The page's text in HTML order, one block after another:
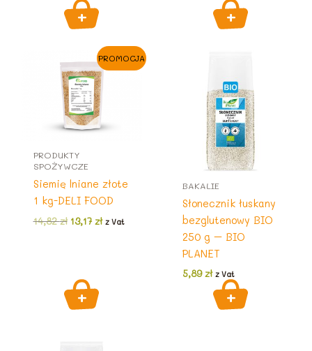
PROMOCJA
PRODUKTY
SPOŻYWCZE
Siemię lniane złote
1 kg-DELI FOOD
14,82zł Pierwotna
13,17złAktualna
z Vat
BAKALIE
Słonecznik łuskany
bezglutenowy BIO
250 g – BIO
PLANET
5,89zł z Vat